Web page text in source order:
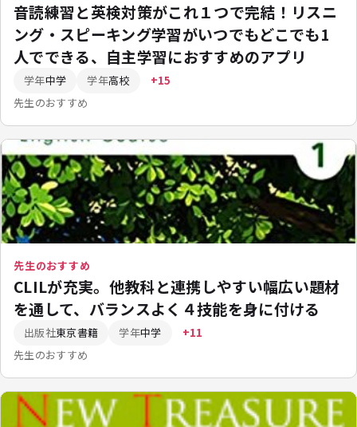
音読練習と英検対策がこれ１つで完結！リスニ
ング・スピーキング学習がいつでもどこでも1
人でできる、自主学習におすすめのアプリ
学年中学 学年高校 +15
先生のおすすめ
先生のおすすめ
CLILが充実。他教科と連携しやすい幅広い題材
を通して、バランスよく４技能を身に付ける
出版社東京書籍 学年中学 +11
先生のおすすめ